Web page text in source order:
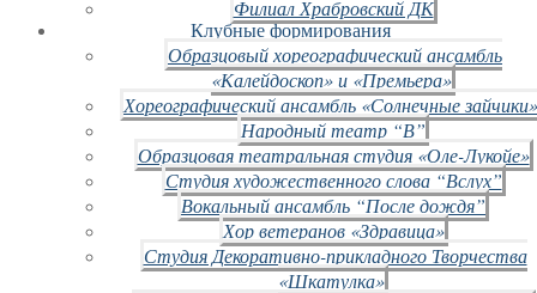
Филиал Храбровский ДК
Клубные формирования
Образцовый хореографический ансамбль
«Калейдоскоп» и «Премьера»
Хореографический ансамбль «Солнечные
Народный театр “В”
Образцовая театральная студия «Оле-Лукойе»
Студия художественного слова “Вслух”
Вокальный ансамбль “После дождя”
Хор ветеранов «Здравица»
Студия Декоративно-прикладного Творчества
«Шкатулка»